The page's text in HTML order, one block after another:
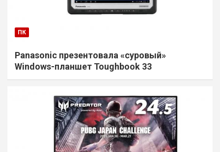
ПК
Panasonic презентовала «суровый»
Windows-планшет Toughbook 33